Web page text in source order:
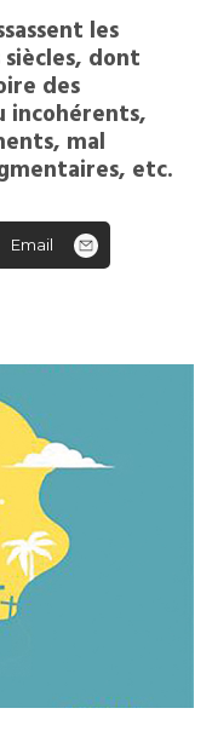
les
dont
des
incohérents,
mal
etc.
Email